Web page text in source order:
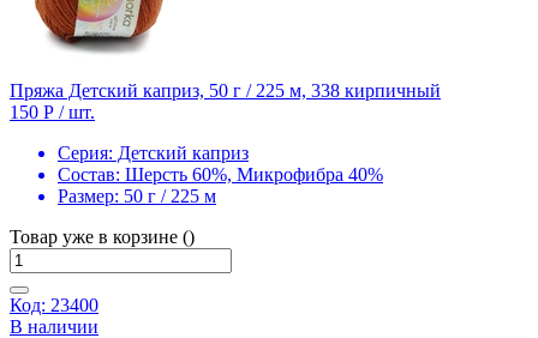
Пряжа Детский каприз, 50 г / 225 м, 338 кирпичный
150 Р / шт.
Серия: Детский каприз
Состав: Шерсть 60%, Микрофибра 40%
Размер: 50 г / 225 м
Товар уже в корзине ()
Код: 23400
В наличии